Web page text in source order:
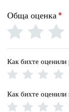
Обща оценка*
Как бихте оценили
Как бихте оценили